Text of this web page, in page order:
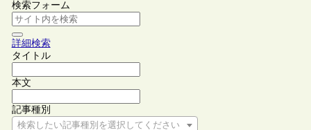
検索フォーム
詳細検索
タイトル
本文
記事種別
検索したい記事種別を選択してください